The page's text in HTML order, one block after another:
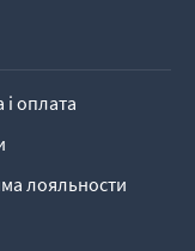
і оплата
лояльности